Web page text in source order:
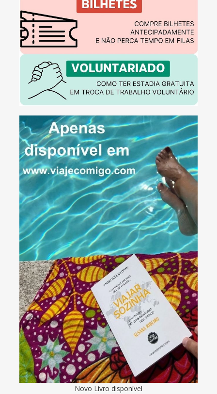
Novo Livro disponível